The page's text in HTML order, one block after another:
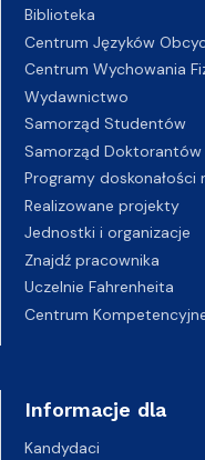
Biblioteka
Centrum Języków
Centrum Wychowania
Wydawnictwo
Samorząd Studentów
Samorząd Doktorantów
Programy doskonałości
Realizowane projekty
Jednostki i organizacje
Znajdź pracownika
Uczelnie Fahrenheita
Centrum
Informacje dla
Kandydaci